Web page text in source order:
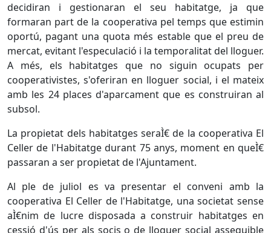
decidiran i gestionaran el seu habitatge, ja que
formaran part de la cooperativa pel temps que estimin
oportú, pagant una quota més estable que el preu de
mercat, evitant l'especulació i la temporalitat del lloguer.
A més, els habitatges que no siguin ocupats per
cooperativistes, s'oferiran en lloguer social, i el mateix
amb les 24 places d'aparcament que es construiran al
subsol.
La propietat dels habitatges seraÌ€ de la cooperativa El
Celler de l'Habitatge durant 75 anys, moment en queÌ€
passaran a ser propietat de l'Ajuntament.
Al ple de juliol es va presentar el conveni amb la
cooperativa El Celler de l'Habitatge, una societat sense
aÌ€nim de lucre disposada a construir habitatges en
cessió d'ús per als socis o de lloguer social assequible